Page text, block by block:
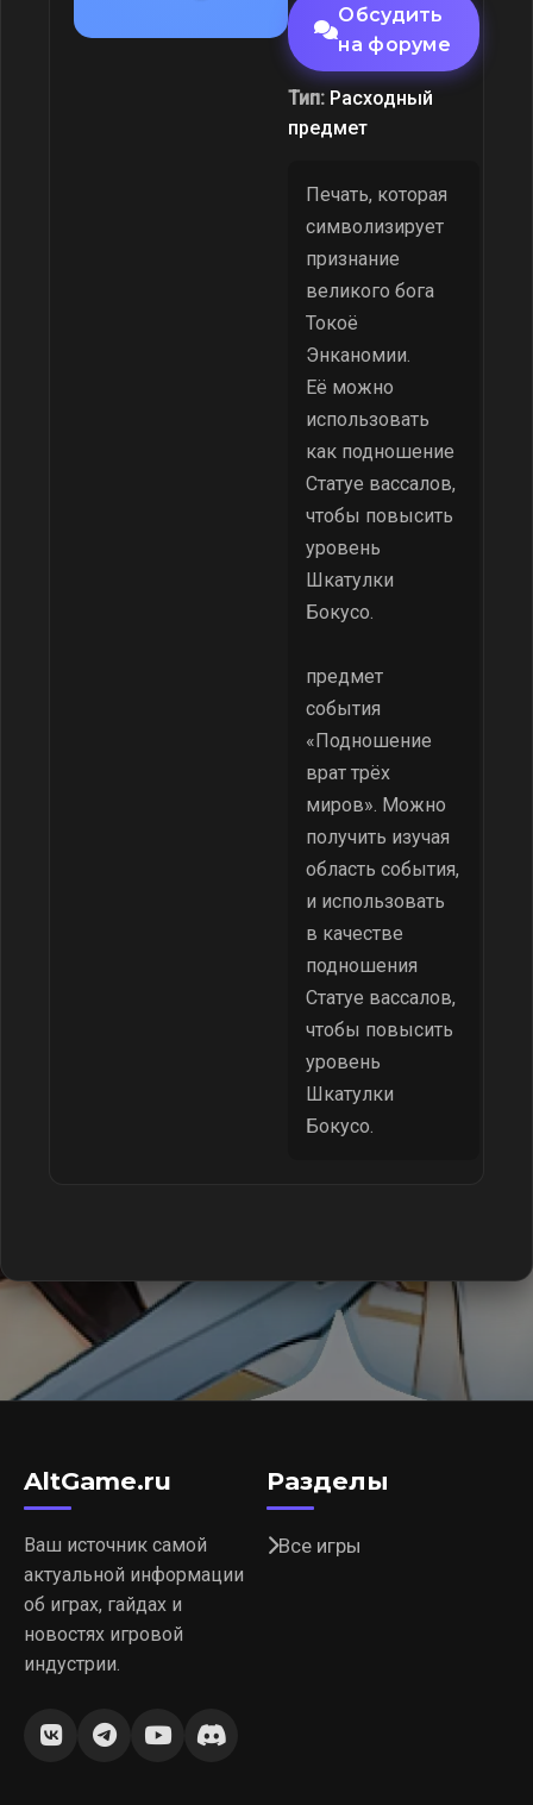
Обсудить
на форуме
Тип: Расходный
предмет
Печать, которая
символизирует
признание
великого бога
Токоё
Энканомии.
Её можно
использовать
как подношение
Статуе вассалов,
чтобы повысить
уровень
Шкатулки
Бокусо.
предмет
события
«Подношение
врат трёх
миров». Можно
получить изучая
область события,
и использовать
в качестве
подношения
Статуе вассалов,
чтобы повысить
уровень
Шкатулки
Бокусо.
AltGame.ru
Ваш источник самой
актуальной информации
об играх, гайдах и
новостях игровой
индустрии.
Разделы
Все игры